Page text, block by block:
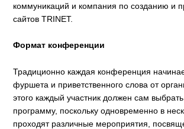
коммуникаций и компания по созданию и
сайтов TRINET.
Формат конференции
Традиционно каждая конференция
фуршета и приветственного слова от
этого каждый участник должен сам
программу, поскольку одновременно в
проходят различные мероприятия,